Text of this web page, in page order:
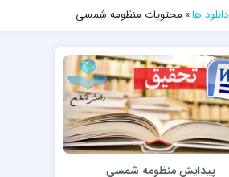
دانلود ها» محتویات منظومه شمسی
پیدایش منظومه شمسی